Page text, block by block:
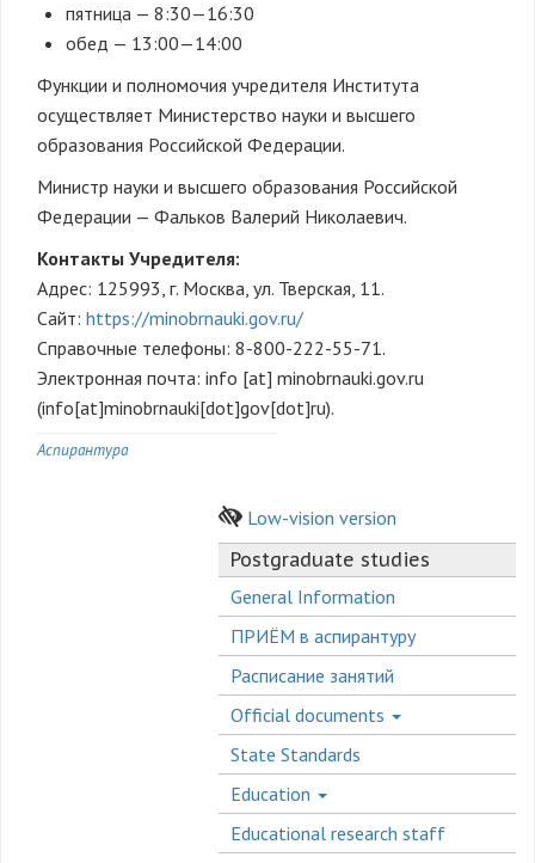
пятница — 8:30—16:30
обед — 13:00—14:00
Функции и полномочия учредителя Института
осуществляет Министерство науки и высшего
образования Российской Федерации.
Министр науки и высшего образования Российской
Федерации — Фальков Валерий Николаевич.
Контакты Учредителя:
Адрес: 125993, г. Москва, ул. Тверская, 11.
Сайт: https://minobrnauki.gov.ru/
Справочные телефоны: 8-800-222-55-71.
Электронная почта: info [at] minobrnauki.gov.ru
(info[at]minobrnauki[dot]gov[dot]ru).
Аспирантура
Low-vision version
Postgraduate studies
General Information
ПРИЁМ в аспирантуру
Расписание занятий
Official documents
State Standards
Education
Educational research staff